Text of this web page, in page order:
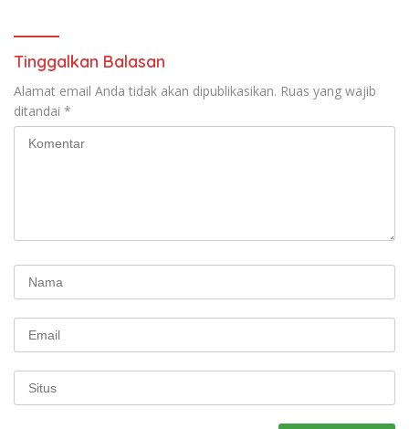
Tinggalkan Balasan
Alamat email Anda tidak akan dipublikasikan. Ruas yang wajib
ditandai *